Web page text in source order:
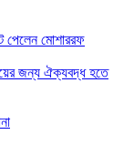
পেলেন মোশাররফ
জন্য ঐক্যবদ্ধ হতে